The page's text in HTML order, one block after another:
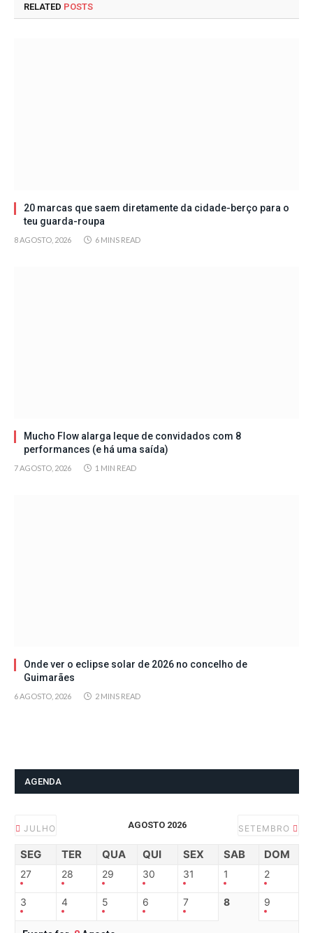
RELATED POSTS
20 marcas que saem diretamente da cidade-berço para o
teu guarda-roupa
8 AGOSTO, 2026 6 MINS READ
Mucho Flow alarga leque de convidados com 8
performances (e há uma saída)
7 AGOSTO, 2026 1 MIN READ
Onde ver o eclipse solar de 2026 no concelho de
Guimarães
6 AGOSTO, 2026 2 MINS READ
AGENDA
JULHO AGOSTO 2026 SETEMBRO
SEG TER QUA QUI SEX SAB DOM
27 28 29 30 31 1 2
3 4 5 6 7 8 9